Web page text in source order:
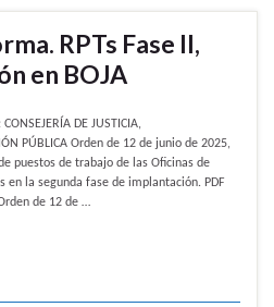
RPTs Fase II,
en BOJA
DE JUSTICIA,
PÚBLICA Orden de 12 de junio de 2025,
puestos de trabajo de las Oficinas de
en la segunda fase de implantación. PDF
de 12 de …